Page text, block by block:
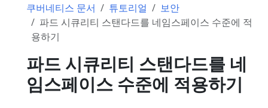
쿠버네티스 문서 튜토리얼
보안
파드 시큐리티 스탠다드를 네임스페이스 수준에 적
용하기
파드 시큐리티 스탠다드를 네
임스페이스 수준에 적용하기